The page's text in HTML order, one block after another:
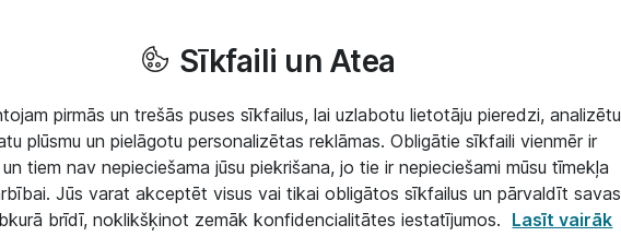
Sīkfaili un Atea
pirmās un trešās puses sīkfailus, lai uzlabotu lietotāju pieredzi, analizētu
plūsmu un pielāgotu personalizētas reklāmas. Obligātie sīkfaili vienmēr ir
tiem nav nepieciešama jūsu piekrišana, jo tie ir nepieciešami mūsu tīmekļa
Jūs varat akceptēt visus vai tikai obligātos sīkfailus un pārvaldīt savas
brīdī, noklikšķinot zemāk konfidencialitātes iestatījumos. Lasīt vairāk